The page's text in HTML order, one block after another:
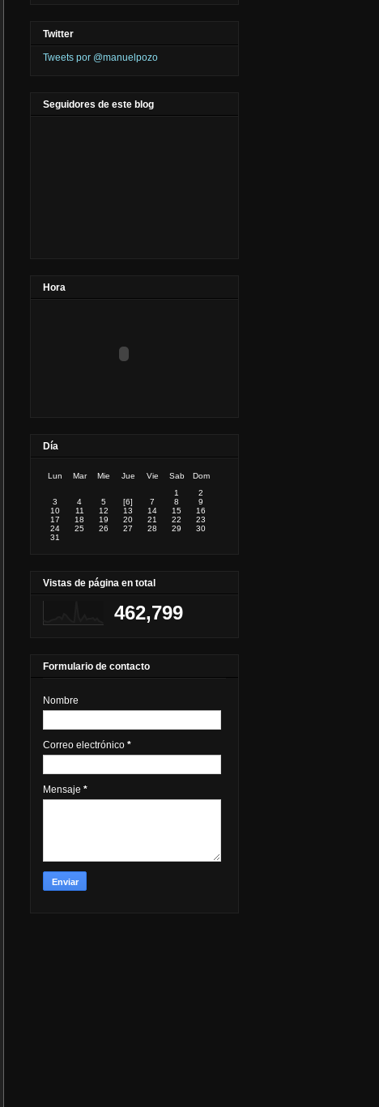
Twitter
Tweets por @manuelpozo
Seguidores de este blog
Hora
Día
Lun Mar Mie Jue Vie Sab
Dom
1
2
3
4 5 [6] 7 8
9
10
11 12 13 14 15
16
17
18 19 20 21 22
23
24
25 26 27 28 29
30
31
Vistas de página en total
462,799
Formulario de contacto
Nombre
Correo electrónico *
Mensaje *